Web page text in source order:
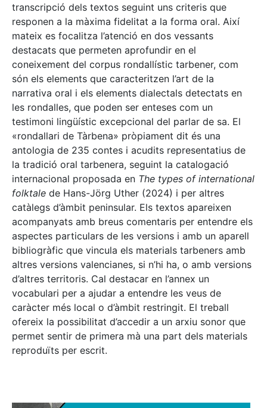
transcripció dels textos seguint uns criteris que
responen a la màxima fidelitat a la forma oral. Així
mateix es focalitza l’atenció en dos vessants
destacats que permeten aprofundir en el
coneixement del corpus rondallístic tarbener, com
són els elements que caracteritzen l’art de la
narrativa oral i els elements dialectals detectats en
les rondalles, que poden ser enteses com un
testimoni lingüístic excepcional del parlar de sa. El
«rondallari de Tàrbena» pròpiament dit és una
antologia de 235 contes i acudits representatius de
la tradició oral tarbenera, seguint la catalogació
internacional proposada en The types of international
folktale de Hans-Jörg Uther (2024) i per altres
catàlegs d’àmbit peninsular. Els textos apareixen
acompanyats amb breus comentaris per entendre els
aspectes particulars de les versions i amb un aparell
bibliogràfic que vincula els materials tarbeners amb
altres versions valencianes, si n’hi ha, o amb versions
d’altres territoris. Cal destacar en l’annex un
vocabulari per a ajudar a entendre les veus de
caràcter més local o d’àmbit restringit. El treball
ofereix la possibilitat d’accedir a un arxiu sonor que
permet sentir de primera mà una part dels materials
reproduïts per escrit.